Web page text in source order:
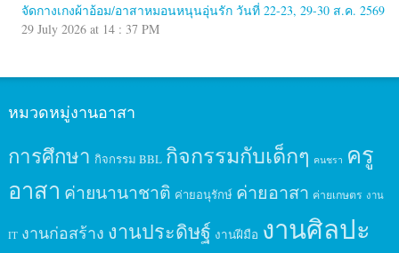
จัดกางเกงผ้าอ้อม/อาสาหมอนหนุนอุ่นรัก วันที่ 22-23, 29-30 ส.ค. 2569
29 July 2026 at 14 : 37 PM
หมวดหมู่งานอาสา
การศึกษา กิจกรรม BBL กิจกรรมกับเด็กๆ คนชรา ครู
อาสา ค่ายนานาชาติ ค่ายอนุรักษ์ ค่ายอาสา ค่ายเกษตร งาน
IT งานก่อสร้าง งานประดิษฐ์ งานฝีมือ งานศิลปะ